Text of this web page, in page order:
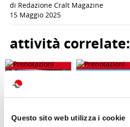
Questo sito web utilizza i cookie
di Redazione Cralt Magazine
15 Maggio 2025
attività correlate: